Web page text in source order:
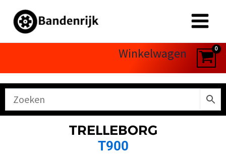
naar
Winkelwagen
TRELLEBORG
T900